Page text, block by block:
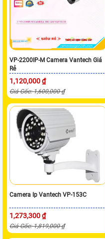
VP-2200IP-M Camera Vantech Giá
Rẻ
1,120,000 ₫
Giá Gốc: 1,600,000 ₫
Camera Ip Vantech VP-153C
1,273,300 ₫
Giá Gốc: 1,819,000 ₫